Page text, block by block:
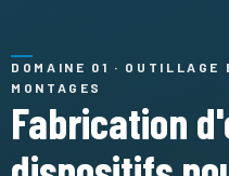
DOMAINE 01 · OUTILLAGE
MONTAGES
Fabrication